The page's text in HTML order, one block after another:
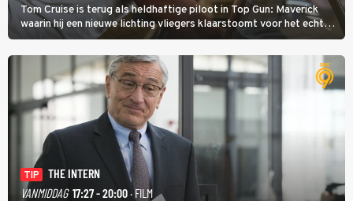
Tom Cruise is terug als heldhaftige piloot in Top Gun: Maverick
waarin hij een nieuwe lichting vliegers klaarstoomt voor het echte
werk.
TIP
THE INTERN
VANMIDDAG 17:27 - 20:00· FILM